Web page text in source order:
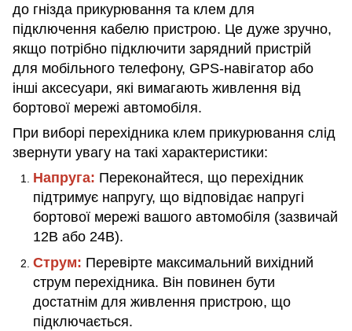
до гнізда прикурювання та клем для
підключення кабелю пристрою. Це дуже зручно,
якщо потрібно підключити зарядний пристрій
для мобільного телефону, GPS-навігатор або
інші аксесуари, які вимагають живлення від
бортової мережі автомобіля.
При виборі перехідника клем прикурювання слід
звернути увагу на такі характеристики:
Напруга: Переконайтеся, що перехідник
підтримує напругу, що відповідає напругі
бортової мережі вашого автомобіля (зазвичай
12В або 24В).
Струм: Перевірте максимальний вихідний
струм перехідника. Він повинен бути
достатнім для живлення пристрою, що
підключається.